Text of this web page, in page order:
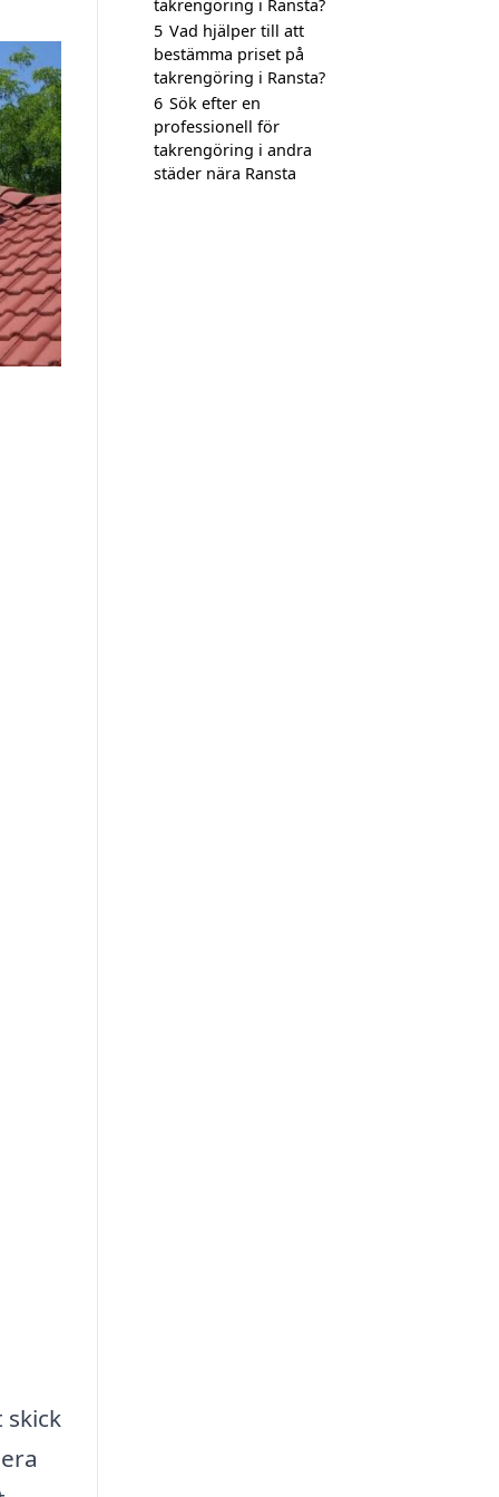
takrengöring i Ransta?
5 Vad hjälper till att
bestämma priset på
takrengöring i Ransta?
6 Sök efter en
professionell för
takrengöring i andra
städer nära Ransta